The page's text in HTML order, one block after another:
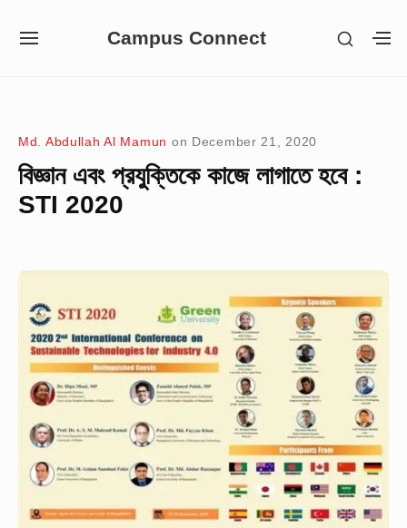
Campus Connect
SITE
SHOW
Md. Abdullah Al Mamun on December 21, 2020
বিজ্ঞান এবং প্রযুক্তিকে কাজে লাগাতে হবে :
STI 2020